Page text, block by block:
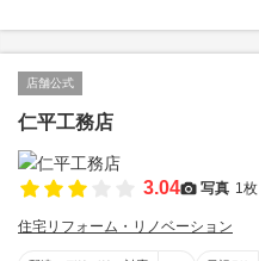
店舗公式
仁平工務店
3.04 写真 1枚
住宅リフォーム・リノベーション